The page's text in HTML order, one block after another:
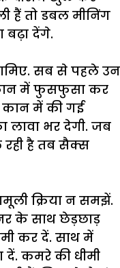
हैं तो डबल मीनिंग
बढ़ा देंगे.
सब से पहले उन
में फुसफुसा कर
में की गई
भर देगी. जब
रही है तब सैक्स
क्रिया न समझें.
के साथ छेड़छाड़
कर दें. साथ में
दें. कमरे की धीमी